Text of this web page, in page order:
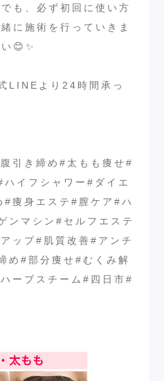
も、必ず初回に使い方
に施術を行っていきま
😊✨
LINEより24時間承っ
引き締め#太もも痩せ#
イフシャワー#ダイエ
#痩身エステ#膣ケア#ハ
ンマシン#セルフエステ
ップ#肌質改善#アンチ
め#部分痩せ#むくみ解
ーブスチーム#四日市#